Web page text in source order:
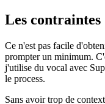
Les
Ce n'est pas facile
prompter un minimum.
j'utilise du vocal avec
le process.
Sans avoir trop de